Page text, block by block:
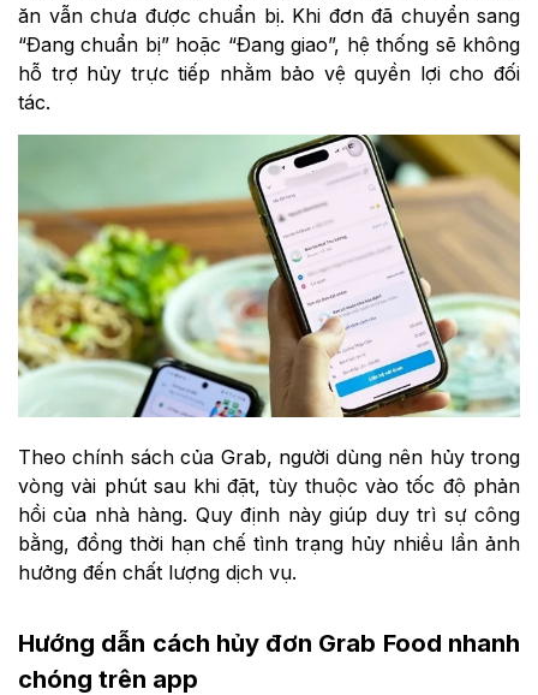
ăn vẫn chưa được chuẩn bị. Khi đơn đã chuyển sang
“Đang chuẩn bị” hoặc “Đang giao”, hệ thống sẽ không
hỗ trợ hủy trực tiếp nhằm bảo vệ quyền lợi cho đối
tác.
Theo chính sách của Grab, người dùng nên hủy trong
vòng vài phút sau khi đặt, tùy thuộc vào tốc độ phản
hồi của nhà hàng. Quy định này giúp duy trì sự công
bằng, đồng thời hạn chế tình trạng hủy nhiều lần ảnh
hưởng đến chất lượng dịch vụ.
Hướng dẫn cách hủy đơn Grab Food nhanh
chóng trên app